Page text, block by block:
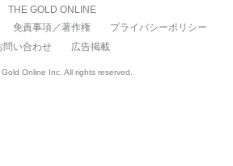
THE GOLD ONLINE
免責事項／著作権
プライバシーポリシー
問い合わせ
広告掲載
Online Inc. All rights reserved.